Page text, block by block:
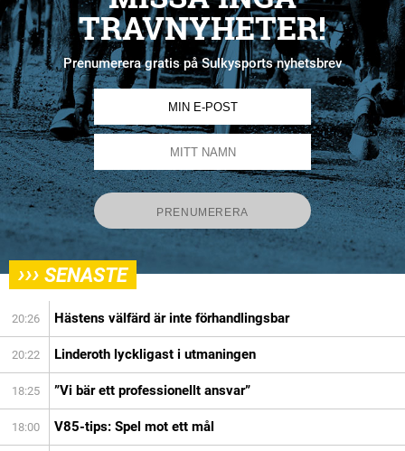
TRAVNYHETER!
Prenumerera gratis på Sulkysports nyhetsbrev
››› SENASTE
20:26 Hästens välfärd är inte förhandlingsbar
20:22 Linderoth lyckligast i utmaningen
18:25 ”Vi bär ett professionellt ansvar”
18:00 V85-tips: Spel mot ett mål